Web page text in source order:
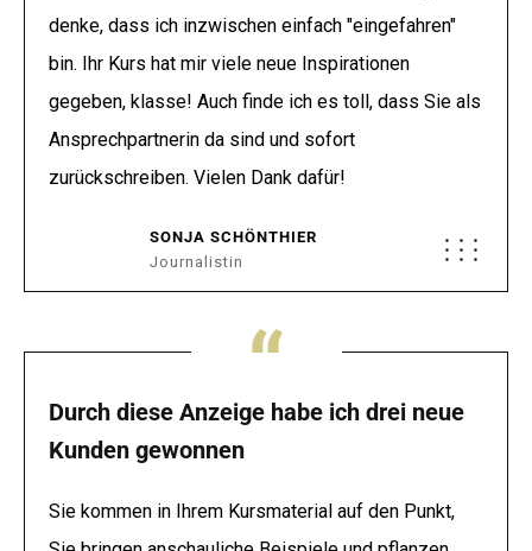
denke, dass ich inzwischen einfach "eingefahren"
bin. Ihr Kurs hat mir viele neue Inspirationen
gegeben, klasse! Auch finde ich es toll, dass Sie als
Ansprechpartnerin da sind und sofort
zurückschreiben. Vielen Dank dafür!
SONJA SCHÖNTHIER
Journalistin
“
Durch diese Anzeige habe ich drei neue
Kunden gewonnen
Sie kommen in Ihrem Kursmaterial auf den Punkt,